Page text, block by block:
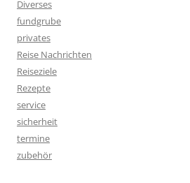
Diverses
fundgrube
privates
Reise Nachrichten
Reiseziele
Rezepte
service
sicherheit
termine
zubehör